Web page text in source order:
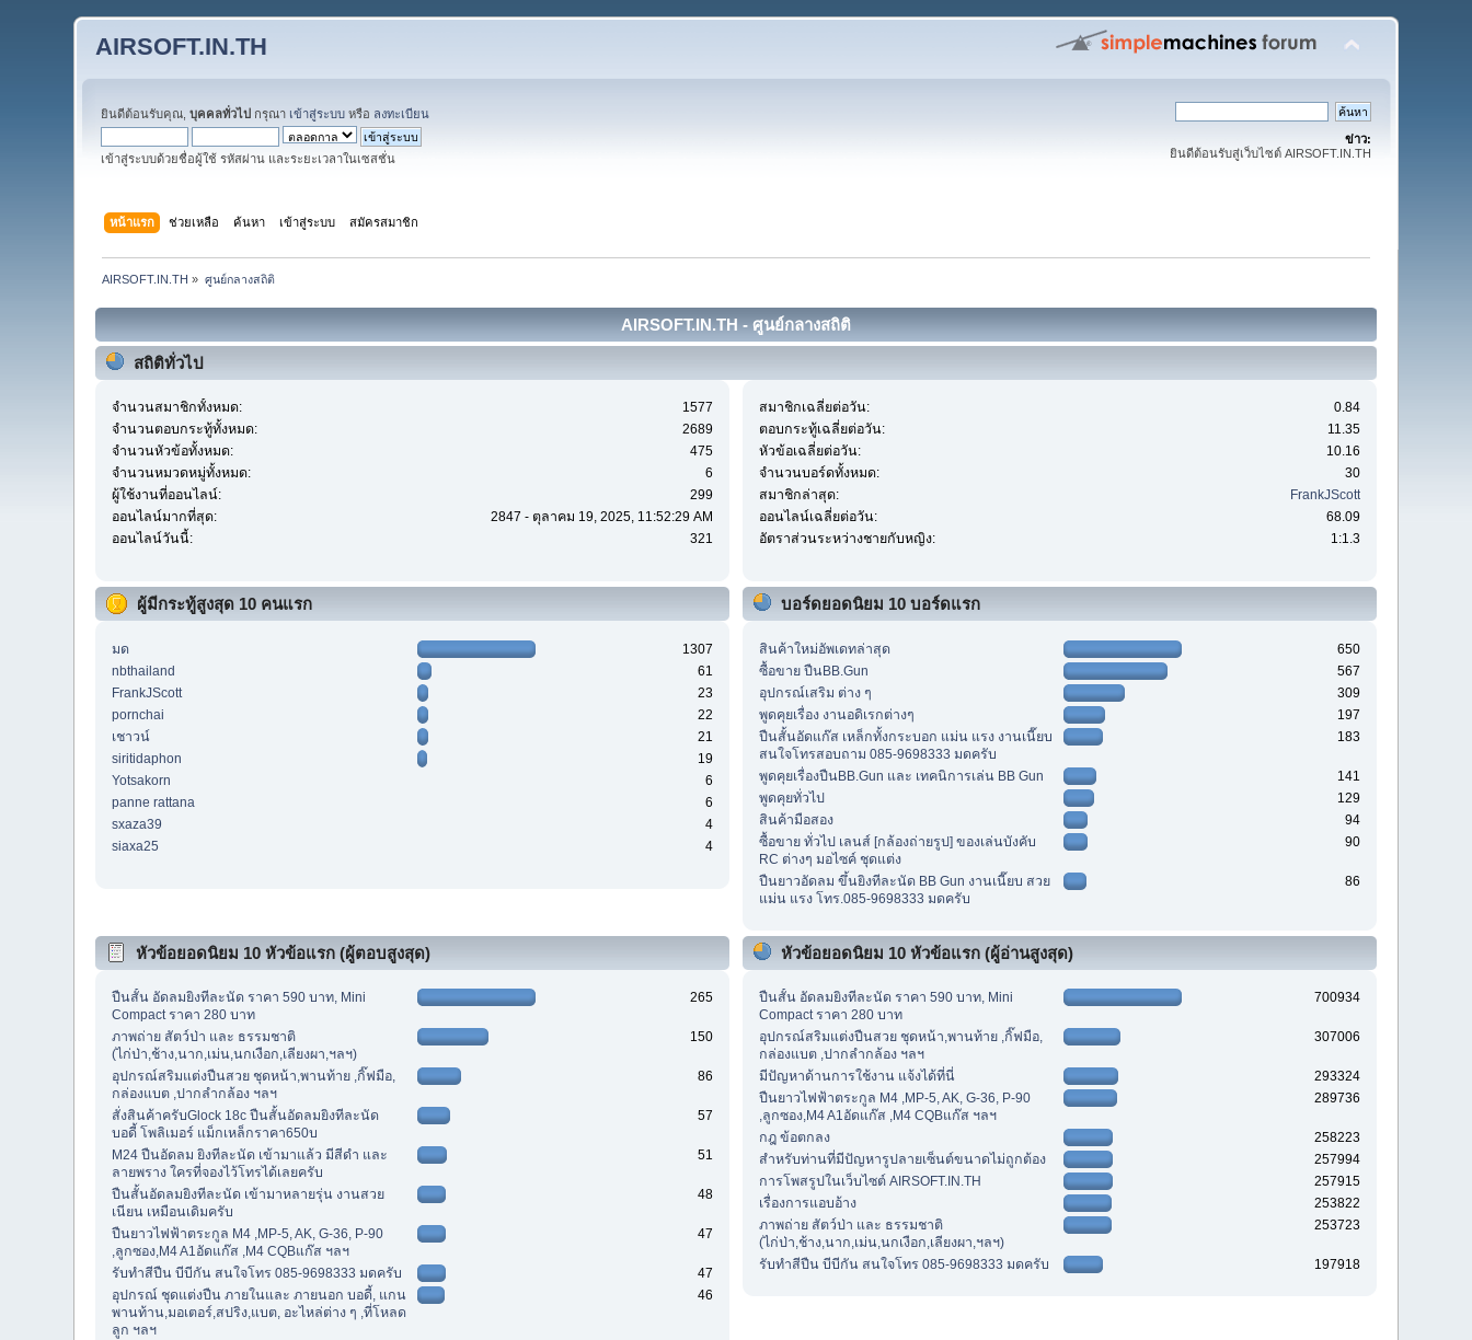
AIRSOFT.IN.TH
ยินดีต้อนรับคุณ,บุคคลทั่วไป กรุณา เข้าสู่ระบบ หรือ ลงทะเบียน
เข้าสู่ระบบด้วยชื่อผู้ใช้ รหัสผ่าน และระยะเวลาในเซสชั่น
ข่าว:
ยินดีต้อนรับสู่เว็บไซต์ AIRSOFT.IN.TH
หน้าแรก ช่วยเหลือ ค้นหา เข้าสู่ระบบ สมัครสมาชิก
AIRSOFT.IN.TH » ศูนย์กลางสถิติ
AIRSOFT.IN.TH - ศูนย์กลางสถิติ
สถิติทั่วไป
จำนวนสมาชิกทั้งหมด:
1577
จำนวนตอบกระทู้ทั้งหมด:
2689
จำนวนหัวข้อทั้งหมด:
475
จำนวนหมวดหมู่ทั้งหมด:
6
ผู้ใช้งานที่ออนไลน์:
299
ออนไลน์มากที่สุด:
2847 - ตุลาคม 19, 2025, 11:52:29 AM
ออนไลน์วันนี้:
321
สมาชิกเฉลี่ยต่อวัน:
0.84
ตอบกระทู้เฉลี่ยต่อวัน:
11.35
หัวข้อเฉลี่ยต่อวัน:
10.16
จำนวนบอร์ดทั้งหมด:
30
สมาชิกล่าสุด:
FrankJScott
ออนไลน์เฉลี่ยต่อวัน:
68.09
อัตราส่วนระหว่างชายกับหญิง:
1:1.3
ผู้มีกระทู้สูงสุด 10 คนแรก
มด
1307
nbthailand
61
FrankJScott
23
pornchai
22
เชาวน์
21
siritidaphon
19
Yotsakorn
6
panne rattana
6
sxaza39
4
siaxa25
4
บอร์ดยอดนิยม 10 บอร์ดแรก
สินค้าใหม่อัพเดทล่าสุด
650
ซื้อขาย ปืนBB.Gun
567
อุปกรณ์เสริม ต่าง ๆ
309
พูดคุยเรื่อง งานอดิเรกต่างๆ
197
ปืนสั้นอัดแก๊ส เหล็กทั้งกระบอก แม่น แรง งานเนี๊ยบ
สนใจโทรสอบถาม 085-9698333 มดครับ
183
พูดคุยเรื่องปืนBB.Gun และ เทคนิการเล่น BB Gun
141
พูดคุยทั่วไป
129
สินค้ามือสอง
94
ซื้อขาย ทั่วไป เลนส์ [กล้องถ่ายรูป] ของเล่นบังคับ
RC ต่างๆ มอไซค์ ชุดแต่ง
90
ปืนยาวอัดลม ขึ้นยิงทีละนัด BB Gun งานเนี๊ยบ สวย
แม่น แรง โทร.085-9698333 มดครับ
86
หัวข้อยอดนิยม 10 หัวข้อแรก (ผู้ตอบสูงสุด)
ปืนสั้น อัดลมยิงทีละนัด ราคา 590 บาท, Mini
Compact ราคา 280 บาท
265
ภาพถ่าย สัตว์ป่า และ ธรรมชาติ
(ไก่ป่า,ช้าง,นาก,เม่น,นกเงือก,เลียงผา,ฯลฯ)
150
อุปกรณ์สริมแต่งปืนสวย ชุดหน้า,พานท้าย ,กิ๊ฟมือ,
กล่องแบต ,ปากลำกล้อง ฯลฯ
86
สั่งสินค้าครับGlock 18c ปืนสั้นอัดลมยิงทีละนัด
บอดี้ โพลิเมอร์ แม็กเหล็กราคา650บ
57
M24 ปืนอัดลม ยิงทีละนัด เข้ามาแล้ว มีสีดำ และ
ลายพราง ใครที่จองไว้โทรได้เลยครับ
51
ปืนสั้นอัดลมยิงทีละนัด เข้ามาหลายรุ่น งานสวย
เนียน เหมือนเดิมครับ
48
ปืนยาวไฟฟ้าตระกูล M4 ,MP-5, AK, G-36, P-90
,ลูกซอง,M4 A1อัดแก๊ส ,M4 CQBแก๊ส ฯลฯ
47
รับทำสีปืน บีบีกัน สนใจโทร 085-9698333 มดครับ
47
อุปกรณ์ ชุดแต่งปืน ภายในและ ภายนอก บอดี้, แกน
พานท้าน,มอเตอร์,สปริง,แบต, อะไหล่ต่าง ๆ ,ที่โหลด
ลูก ฯลฯ
46
หัวข้อยอดนิยม 10 หัวข้อแรก (ผู้อ่านสูงสุด)
ปืนสั้น อัดลมยิงทีละนัด ราคา 590 บาท, Mini
Compact ราคา 280 บาท
700934
อุปกรณ์สริมแต่งปืนสวย ชุดหน้า,พานท้าย ,กิ๊ฟมือ,
กล่องแบต ,ปากลำกล้อง ฯลฯ
307006
มีปัญหาด้านการใช้งาน แจ้งได้ที่นี่
293324
ปืนยาวไฟฟ้าตระกูล M4 ,MP-5, AK, G-36, P-90
,ลูกซอง,M4 A1อัดแก๊ส ,M4 CQBแก๊ส ฯลฯ
289736
กฎ ข้อตกลง
258223
สำหรับท่านที่มีปัญหารูปลายเซ็นต์ขนาดไม่ถูกต้อง
257994
การโพสรูปในเว็บไซต์ AIRSOFT.IN.TH
257915
เรื่องการแอบอ้าง
253822
ภาพถ่าย สัตว์ป่า และ ธรรมชาติ
(ไก่ป่า,ช้าง,นาก,เม่น,นกเงือก,เลียงผา,ฯลฯ)
253723
รับทำสีปืน บีบีกัน สนใจโทร 085-9698333 มดครับ 197918